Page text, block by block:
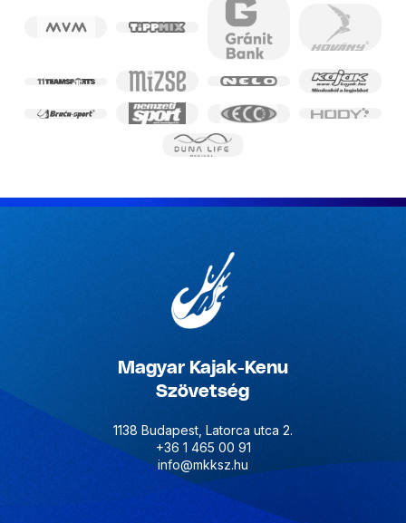
Magyar Kajak-Kenu
Szövetség
1138 Budapest, Latorca utca 2.
+36 1 465 00 91
info@mkksz.hu